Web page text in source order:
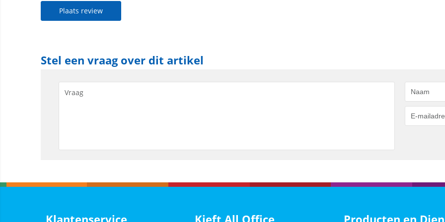
Plaats review
Stel een vraag over dit artikel
Klantenservice Kieft All Office Producten en